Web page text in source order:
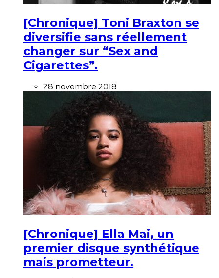
[Chronique] Toni Braxton se
diversifie sans réellement
changer sur “Sex and
Cigarettes”.
28 novembre 2018
[Chronique] Ella Mai, un
premier disque synthétique
mais prometteur.